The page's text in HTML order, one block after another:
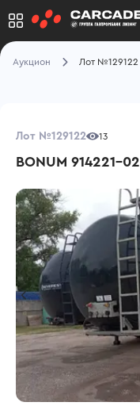
Аукцион Лот №129122
Лот №129122 13
BONUM 914221-02